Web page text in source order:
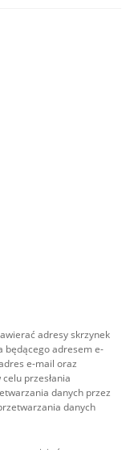
adresy skrzynek
będącego adresem e-
e-mail oraz
przesłania
danych przez
danych